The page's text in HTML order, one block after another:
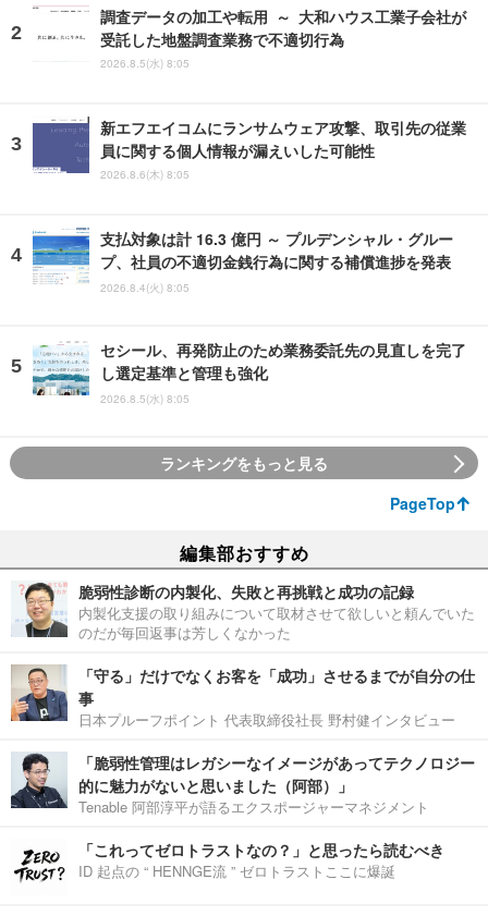
調査データの加工や転用 ～ 大和ハウス工業子会社が
受託した地盤調査業務で不適切行為
2026.8.5(水) 8:05
新エフエイコムにランサムウェア攻撃、取引先の従業
員に関する個人情報が漏えいした可能性
2026.8.6(木) 8:05
支払対象は計 16.3 億円 ～ プルデンシャル・グルー
プ、社員の不適切金銭行為に関する補償進捗を発表
2026.8.4(火) 8:05
セシール、再発防止のため業務委託先の見直しを完了
し選定基準と管理も強化
2026.8.5(水) 8:05
ランキングをもっと見る
PageTop
編集部おすすめ
脆弱性診断の内製化、失敗と再挑戦と成功の記録
内製化支援の取り組みについて取材させて欲しいと頼んでいた
のだが毎回返事は芳しくなかった
「守る」だけでなくお客を「成功」させるまでが自分の仕
事
日本プルーフポイント 代表取締役社長 野村健インタビュー
「脆弱性管理はレガシーなイメージがあってテクノロジー
的に魅力がないと思いました（阿部）」
Tenable 阿部淳平が語るエクスポージャーマネジメント
「これってゼロトラストなの？」と思ったら読むべき
ID 起点の “ HENNGE流 ” ゼロトラストここに爆誕